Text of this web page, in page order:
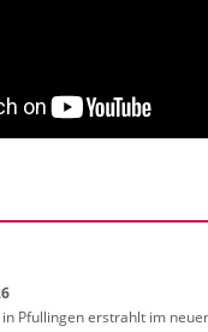
in Pful­lin­gen er­strahlt im